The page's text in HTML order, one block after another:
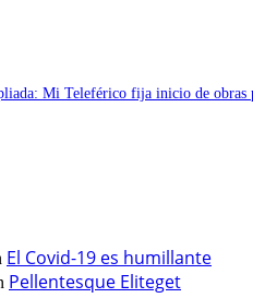
Mi Teleférico fija inicio de obras
El Covid-19 es humillante
Pellentesque Eliteget